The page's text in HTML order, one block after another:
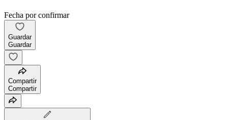
Fecha por confirmar
Guardar
Guardar
Compartir
Compartir